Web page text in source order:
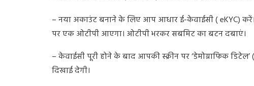
– नया अकाउंट बनाने के लिए आप आधार ई-केवाईसी ( eKYC)
पर एक ओटीपी आएगा। ओटीपी भरकर सबमिट का बटन दबाएं।
– केवाईसी पूरी होने के बाद आपकी स्क्रीन पर ‘डेमोग्राफिक
दिखाई देगी।